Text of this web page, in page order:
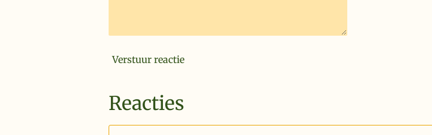
Verstuur reactie
Reacties